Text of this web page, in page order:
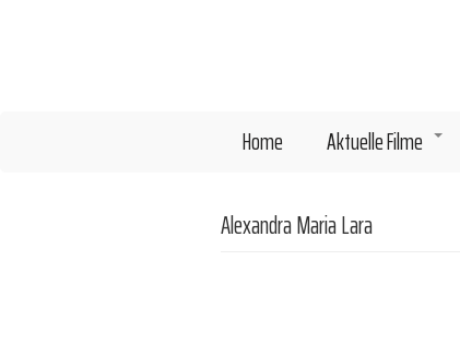
Home +
Aktuelle Filme
Alexandra Maria Lara